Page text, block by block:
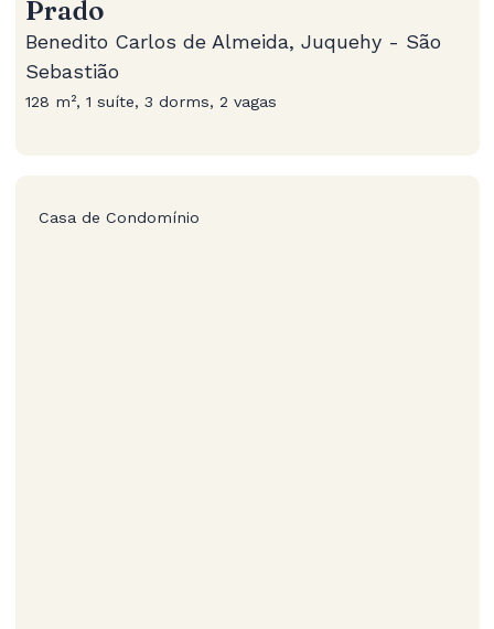
Prado
Benedito Carlos de Almeida, Juquehy - São
Sebastião
128 m², 1 suíte, 3 dorms, 2 vagas
Casa de Condomínio